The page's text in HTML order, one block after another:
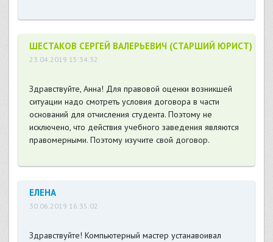
ШЕСТАКОВ СЕРГЕЙ ВАЛЕРЬЕВИЧ (СТАРШИЙ ЮРИСТ)
23.04.2019 15:34:32
Здравствуйте, Анна! Для правовой оценки возникшей
ситуации надо смотреть условия договора в части
оснований для отчисления студента. Поэтому не
исключено, что действия учебного заведения являются
правомерными. Поэтому изучите свой договор.
ЕЛЕНА
30.06.2019 16:35:02
Здравствуйте! Компьютерный мастер устанавоивал